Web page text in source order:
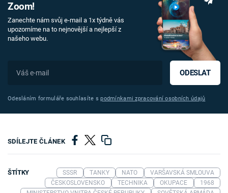
Zoom!
Zanechte nám svůj e-mail a 1x týdně vás
upozorníme na to nejnovější a nejlepší z
našeho webu.
ODESLAT
Odesláním formuláře souhlasíte spodmínkami zpracování osobních údajů
SDÍLEJTE ČLÁNEK
ŠTÍTKY SSSR TANKY NATO
VARŠAVSKÁ SMLOUVA
ČESKOSLOVENSKO
TECHNIKA OKUPACE
1968